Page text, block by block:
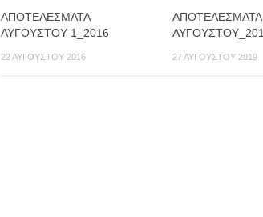
ΑΠΟΤΕΛΕΣΜΑΤΑ
ΑΥΓΟΥΣΤΟΥ 1_2016
22 ΑΥΓΟΎΣΤΟΥ 2016
ΑΠΟΤΕΛΕΣΜΑΤΑ
27 ΑΥΓΟΎΣΤΟΥ 2019